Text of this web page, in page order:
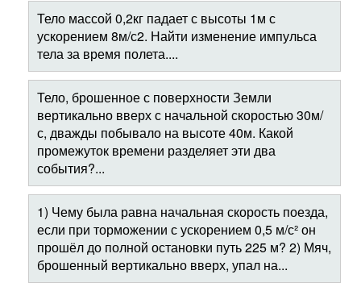
Тело массой 0,2кг падает с высоты 1м с
ускорением 8м/с2. Найти изменение импульса
тела за время полета....
Тело, брошенное с поверхности Земли
вертикально вверх с начальной скоростью 30м/
с, дважды побывало на высоте 40м. Какой
промежуток времени разделяет эти два
события?...
1) Чему была равна начальная скорость поезда,
если при торможении с ускорением 0,5 м/с² он
прошёл до полной остановки путь 225 м? 2) Мяч,
брошенный вертикально вверх, упал на...